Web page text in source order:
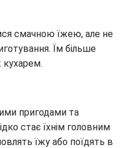
смачною їжею, але не
Їм більше
кухарем.
пригодами та
стає їхнім головним
їжу або поїдять в